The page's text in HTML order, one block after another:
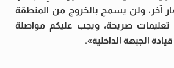
آخر، ولن يسمح بالخروج من المنطقة
تعليمات صريحة، ويجب عليكم مواصلة
الجبهة الداخلية».